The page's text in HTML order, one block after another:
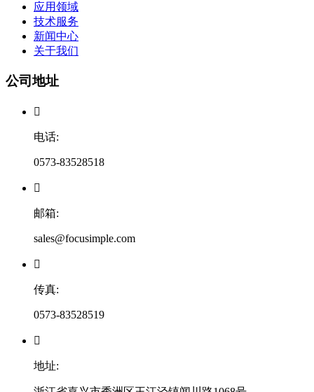
应用领域
技术服务
新闻中心
关于我们
公司地址

电话:
0573-83528518

邮箱:
sales@focusimple.com

传真:
0573-83528519

地址: